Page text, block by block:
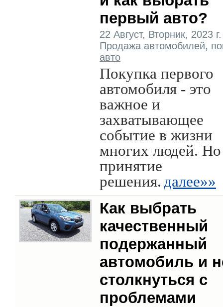
первый авто?
22 Август, Вторник, 2023
Продажа автомобилей,
авто
Покупка первого
автомобиля - это
важное и
захватывающее
событие в жизни
многих людей. Но
принятие
решения. далее»»
Как выбрать
качественный
подержанный
автомобиль и
столкнуться с
проблемами